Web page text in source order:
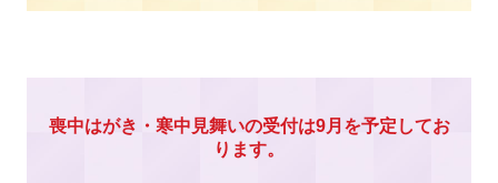
喪中はがき・寒中見舞いの受付は9月を予定してお
ります。